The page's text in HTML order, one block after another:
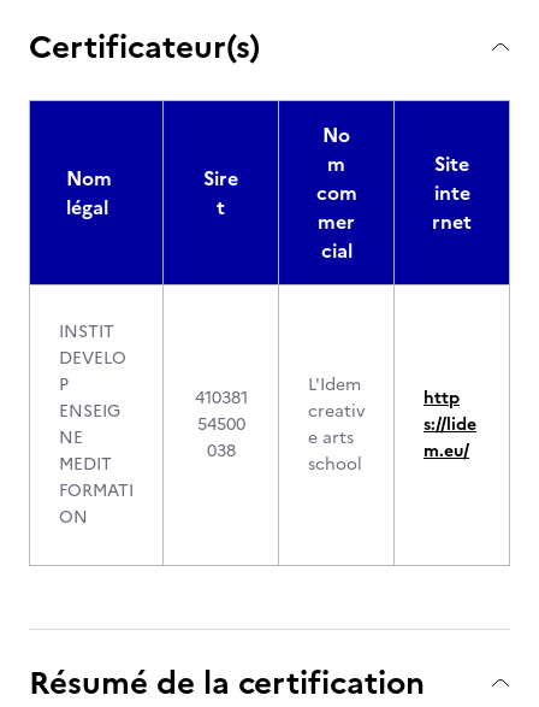
Certificateur(s)
Nom
légal
Sire
t
No
m
com
mer
cial
Site
inte
rnet
INSTIT
DEVELO
P
ENSEIG
NE
MEDIT
FORMATI
ON
410381
54500
038
L'Idem
creativ
e arts
school
http
s://lide
m.eu/
Résumé de la certification